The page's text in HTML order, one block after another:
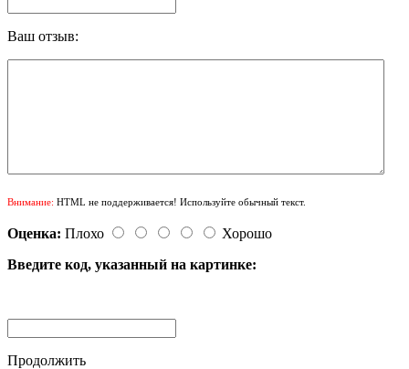
Ваш отзыв:
Внимание: HTML не поддерживается! Используйте обычный текст.
Оценка: Плохо
Хорошо
Введите код, указанный на картинке:
Продолжить